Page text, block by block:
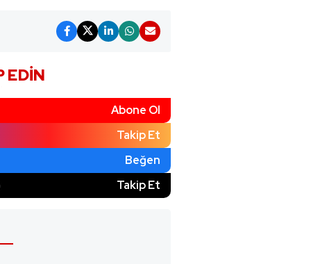
EDIN
Abone Ol
Takip Et
Beğen
Takip Et